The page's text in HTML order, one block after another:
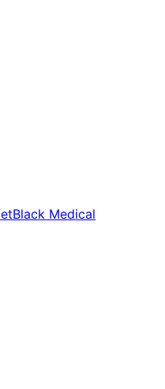
Medical